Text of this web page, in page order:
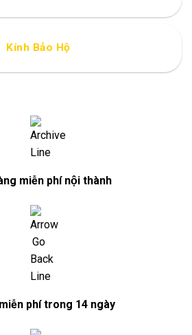
Kính Bảo Hộ
miễn phí nội thành
phí trong 14 ngày